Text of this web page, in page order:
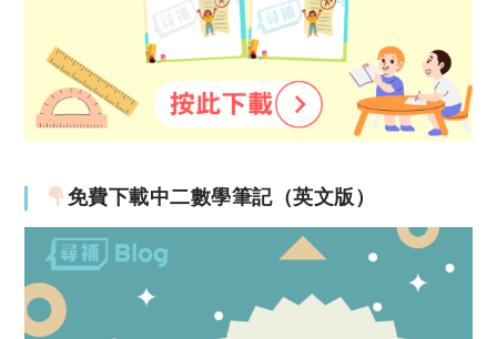
免費下載中二數學筆記（英文版）